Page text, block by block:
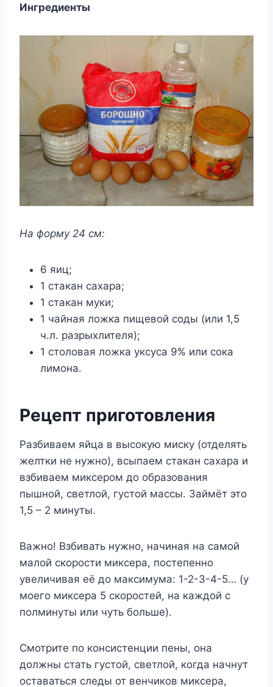
Ингредиенты
На форму 24 см:
6 яиц;
1 стакан сахара;
1 стакан муки;
1 чайная ложка пищевой соды (или 1,5
ч.л. разрыхлителя);
1 столовая ложка уксуса 9% или сока
лимона.
Рецепт приготовления
Разбиваем яйца в высокую миску (отделять
желтки не нужно), всыпаем стакан сахара и
взбиваем миксером до образования
пышной, светлой, густой массы. Займёт это
1,5 – 2 минуты.
Важно! Взбивать нужно, начиная на самой
малой скорости миксера, постепенно
увеличивая её до максимума: 1-2-3-4-5… (у
моего миксера 5 скоростей, на каждой с
полминуты или чуть больше).
Смотрите по консистенции пены, она
должны стать густой, светлой, когда начнут
оставаться следы от венчиков миксера,